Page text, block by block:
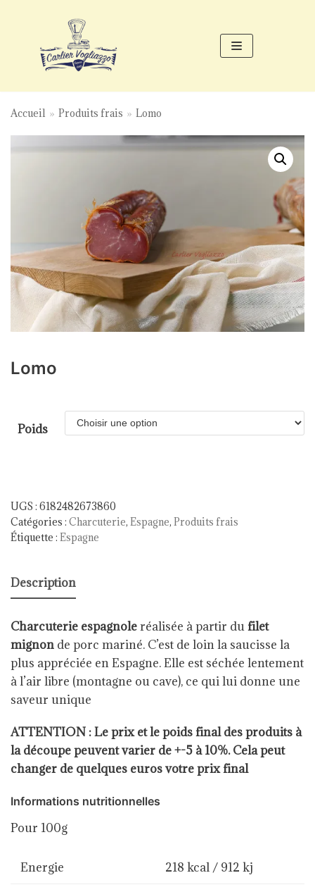
contenu
Accueil » Produits frais » Lomo
Lomo
Poids
UGS : 6182482673860
Catégories : Charcuterie, Espagne, Produits frais
Étiquette : Espagne
Description
Charcuterie espagnoleréalisée à partir dufilet
mignon de porc mariné. C’est de loin la saucisse la
plus appréciée en Espagne. Elle est séchée lentement
à l’air libre (montagne ou cave), ce qui lui donne une
saveur unique
ATTENTION : Le prix et le poids final des produits à
la découpe peuvent varier de +-5 à 10%. Cela peut
changer de quelques euros votre prix final
Informations nutritionnelles
Pour 100g
Energie 218 kcal / 912 kj